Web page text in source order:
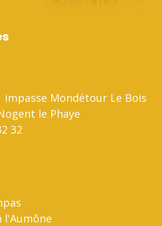
impasse Mondétour Le Bois
le Phaye
32
l'Aumône